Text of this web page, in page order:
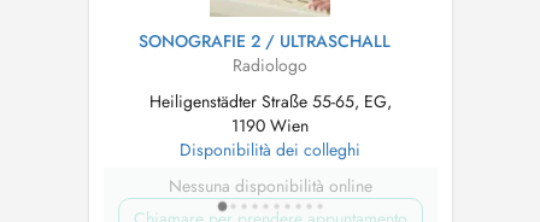
SONOGRAFIE 2 / ULTRASCHALL
Radiologo
Heiligenstädter Straße 55-65, EG,
1190 Wien
Disponibilità dei colleghi
Nessuna disponibilità online